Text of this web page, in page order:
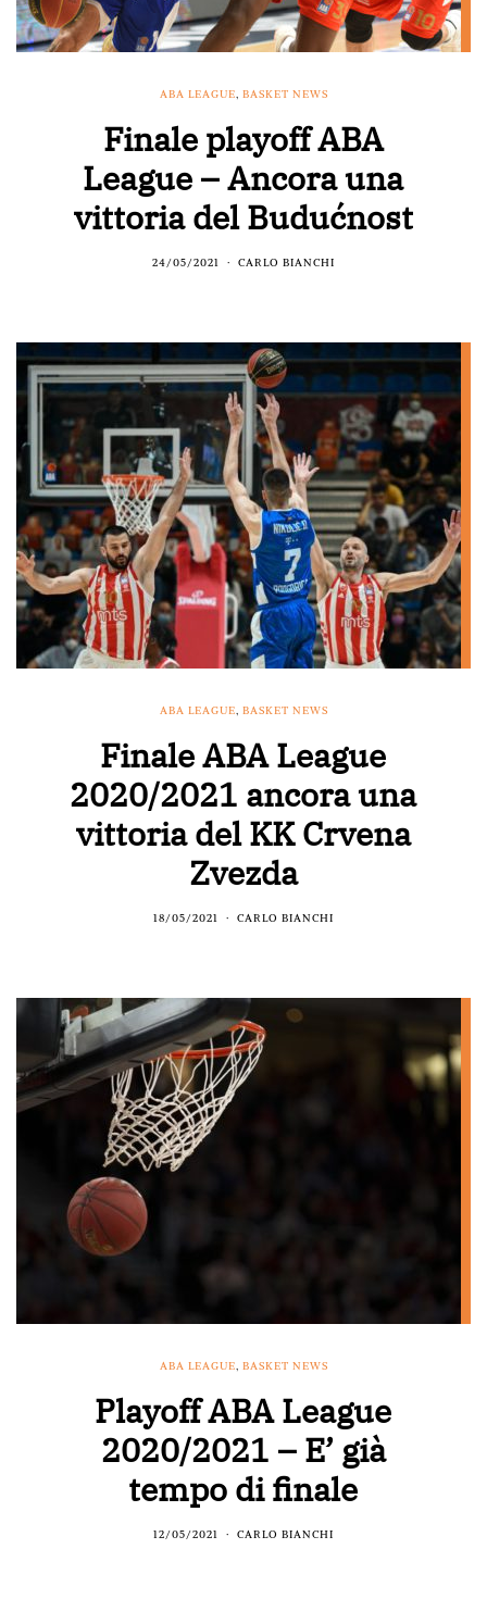
ABA LEAGUE, BASKET NEWS
Finale playoff ABA
League – Ancora una
vittoria del Budućnost
24/05/2021 CARLO BIANCHI
ABA LEAGUE, BASKET NEWS
Finale ABA League
2020/2021 ancora una
vittoria del KK Crvena
Zvezda
18/05/2021 CARLO BIANCHI
ABA LEAGUE, BASKET NEWS
Playoff ABA League
2020/2021 – E’ già
tempo di finale
12/05/2021 CARLO BIANCHI